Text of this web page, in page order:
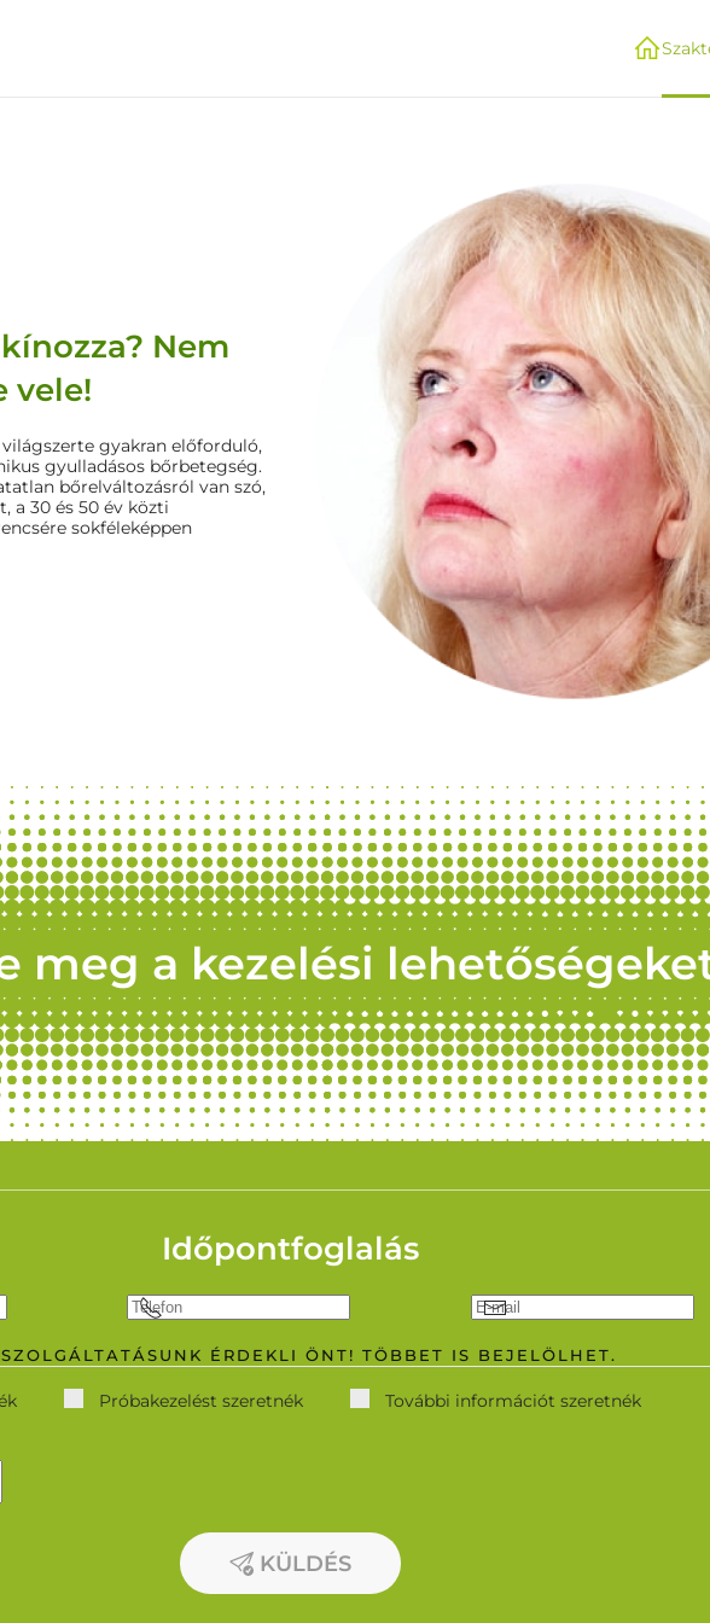
Nem
vele!
gyakran előforduló,
gyulladásos bőrbetegség.
bőrelváltozásról van szó,
a 30 és 50 év közti
sokféleképpen
meg a kezelési
Időpontfoglalás
ÉRDEKLI ÖNT! TÖBBET IS BEJELÖLHET.
Próbakezelést szeretnék További információt szeretnék
KÜLDÉS